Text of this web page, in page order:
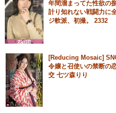
年間溜まってた性欲の
計り知れない戦闘力に
ジ軟派、初撮。 2332
[Reducing Mosaic]
令嬢と召使いの禁断の
交 七ツ森りり